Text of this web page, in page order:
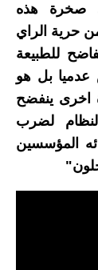
صخرة هذه
حرية الراي
للطبيعة
عدميا بل هو
ينفضح
لضرب
المؤسسين